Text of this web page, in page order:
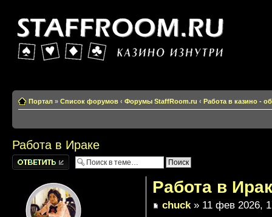
Портал » Список форумов ‹ Форумы StaffRoom.ru ‹ Работа в казино -
Работа в Ираке
Написать
комментарии
Работа в
chuck» 11 фев 2026,